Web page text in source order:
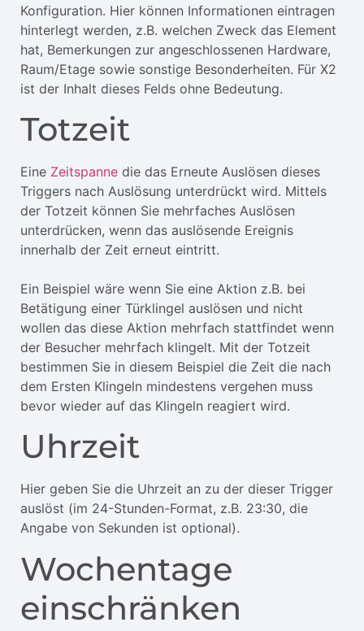
Konfiguration. Hier können Informationen eintragen
hinterlegt werden, z.B. welchen Zweck das Element
hat, Bemerkungen zur angeschlossenen Hardware,
Raum/Etage sowie sonstige Besonderheiten. Für X2
ist der Inhalt dieses Felds ohne Bedeutung.
Totzeit
Eine Zeitspanne die das Erneute Auslösen dieses
Triggers nach Auslösung unterdrückt wird. Mittels
der Totzeit können Sie mehrfaches Auslösen
unterdrücken, wenn das auslösende Ereignis
innerhalb der Zeit erneut eintritt.
Ein Beispiel wäre wenn Sie eine Aktion z.B. bei
Betätigung einer Türklingel auslösen und nicht
wollen das diese Aktion mehrfach stattfindet wenn
der Besucher mehrfach klingelt. Mit der Totzeit
bestimmen Sie in diesem Beispiel die Zeit die nach
dem Ersten Klingeln mindestens vergehen muss
bevor wieder auf das Klingeln reagiert wird.
Uhrzeit
Hier geben Sie die Uhrzeit an zu der dieser Trigger
auslöst (im 24-Stunden-Format, z.B. 23:30, die
Angabe von Sekunden ist optional).
Wochentage
einschränken